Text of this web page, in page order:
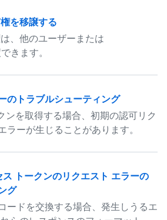
を移譲する
、他のユーザーまたは
きます。
のトラブルシューティング
ンを取得する場合、初期の認可リク
ラーが生じることがあります。
トークンのリクエスト エラーの
グ
ードを交換する場合、発生しうるエ